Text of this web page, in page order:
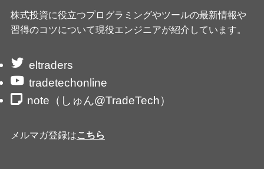
株式投資に役立つプログラミングやツールの最新情報や
習得のコツについて現役エンジニアが紹介しています。
eltraders
tradetechonline
note（しゅん@TradeTech）
メルマガ登録はこちら